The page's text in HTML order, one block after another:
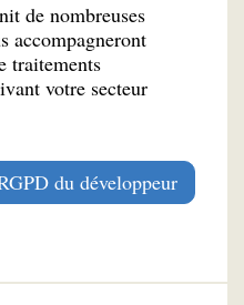
de nombreuses
accompagneront
traitements
votre secteur
du développeur